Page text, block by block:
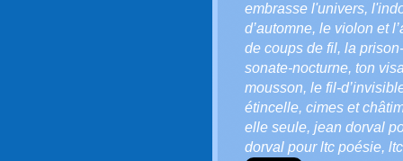
embrasse l'univers,
d’automne, le violon et
de coups de fil, la
sonate-nocturne, ton
mousson, le fil-
étincelle, cimes et
elle seule, jean dorval
dorval pour ltc poésie, ltc